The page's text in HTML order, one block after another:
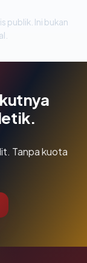
publik. Ini bukan
Tanpa kuota